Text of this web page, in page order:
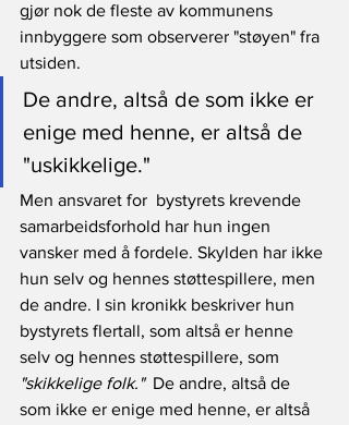
gjør nok de fleste av kommunens
innbyggere som observerer "støyen" fra
utsiden.
De andre, altså de som ikke er
enige med henne, er altså de
"uskikkelige."
Men ansvaret for  bystyrets krevende
samarbeidsforhold har hun ingen
vansker med å fordele. Skylden har ikke
hun selv og hennes støttespillere, men
de andre. I sin kronikk beskriver hun
bystyrets flertall, som altså er henne
selv og hennes støttespillere, som
"skikkelige folk."
  De andre, altså de
som ikke er enige med henne, er altså